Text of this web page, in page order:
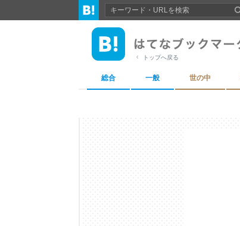
トップへ戻る
総合 一般 世の中